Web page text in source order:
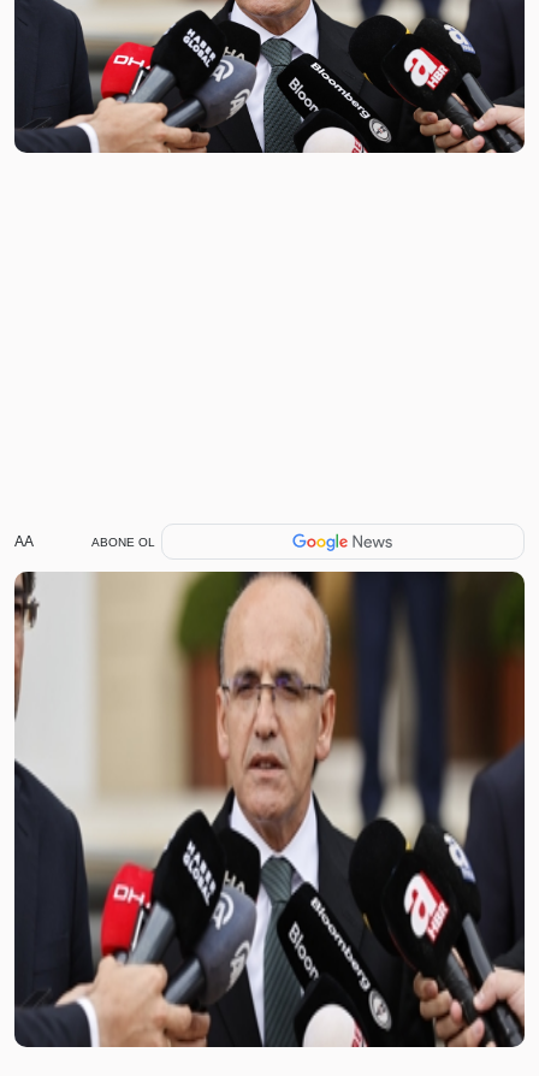
AA ABONE OL